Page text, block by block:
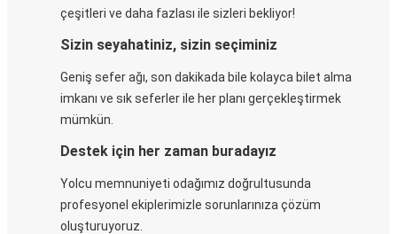
çeşitleri ve daha fazlası ile sizleri bekliyor!
Sizin seyahatiniz, sizin seçiminiz
Geniş sefer ağı, son dakikada bile kolayca bilet alma
imkanı ve sık seferler ile her planı gerçekleştirmek
mümkün.
Destek için her zaman buradayız
Yolcu memnuniyeti odağımız doğrultusunda
profesyonel ekiplerimizle sorunlarınıza çözüm
oluşturuyoruz.